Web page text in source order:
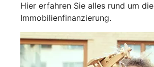
Hier erfahren Sie alles rund um die
Immobilienfinanzierung.